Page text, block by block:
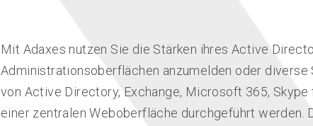
Mit Adaxes nutzen Sie die Stärken ihres Active
Administrationsoberflächen anzumelden oder
von Active Directory, Exchange, Microsoft 365,
einer zentralen Weboberfläche durchgeführt werden.